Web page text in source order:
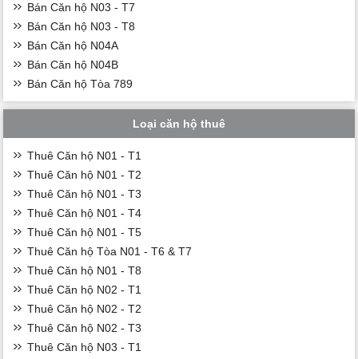
Bán Căn hộ N03 - T7
Bán Căn hộ N03 - T8
Bán Căn hộ N04A
Bán Căn hộ N04B
Bán Căn hộ Tòa 789
Loại căn hộ thuê
Thuê Căn hộ N01 - T1
Thuê Căn hộ N01 - T2
Thuê Căn hộ N01 - T3
Thuê Căn hộ N01 - T4
Thuê Căn hộ N01 - T5
Thuê Căn hộ Tòa N01 - T6 & T7
Thuê Căn hộ N01 - T8
Thuê Căn hộ N02 - T1
Thuê Căn hộ N02 - T2
Thuê Căn hộ N02 - T3
Thuê Căn hộ N03 - T1